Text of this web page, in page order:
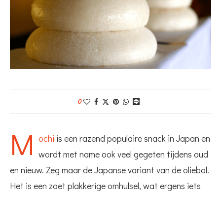
0
M ochi is een razend populaire snack in Japan en
wordt met name ook veel gegeten tijdens oud
en nieuw. Zeg maar de Japanse variant van de oliebol.
Het is een zoet plakkerige omhulsel, wat ergens iets